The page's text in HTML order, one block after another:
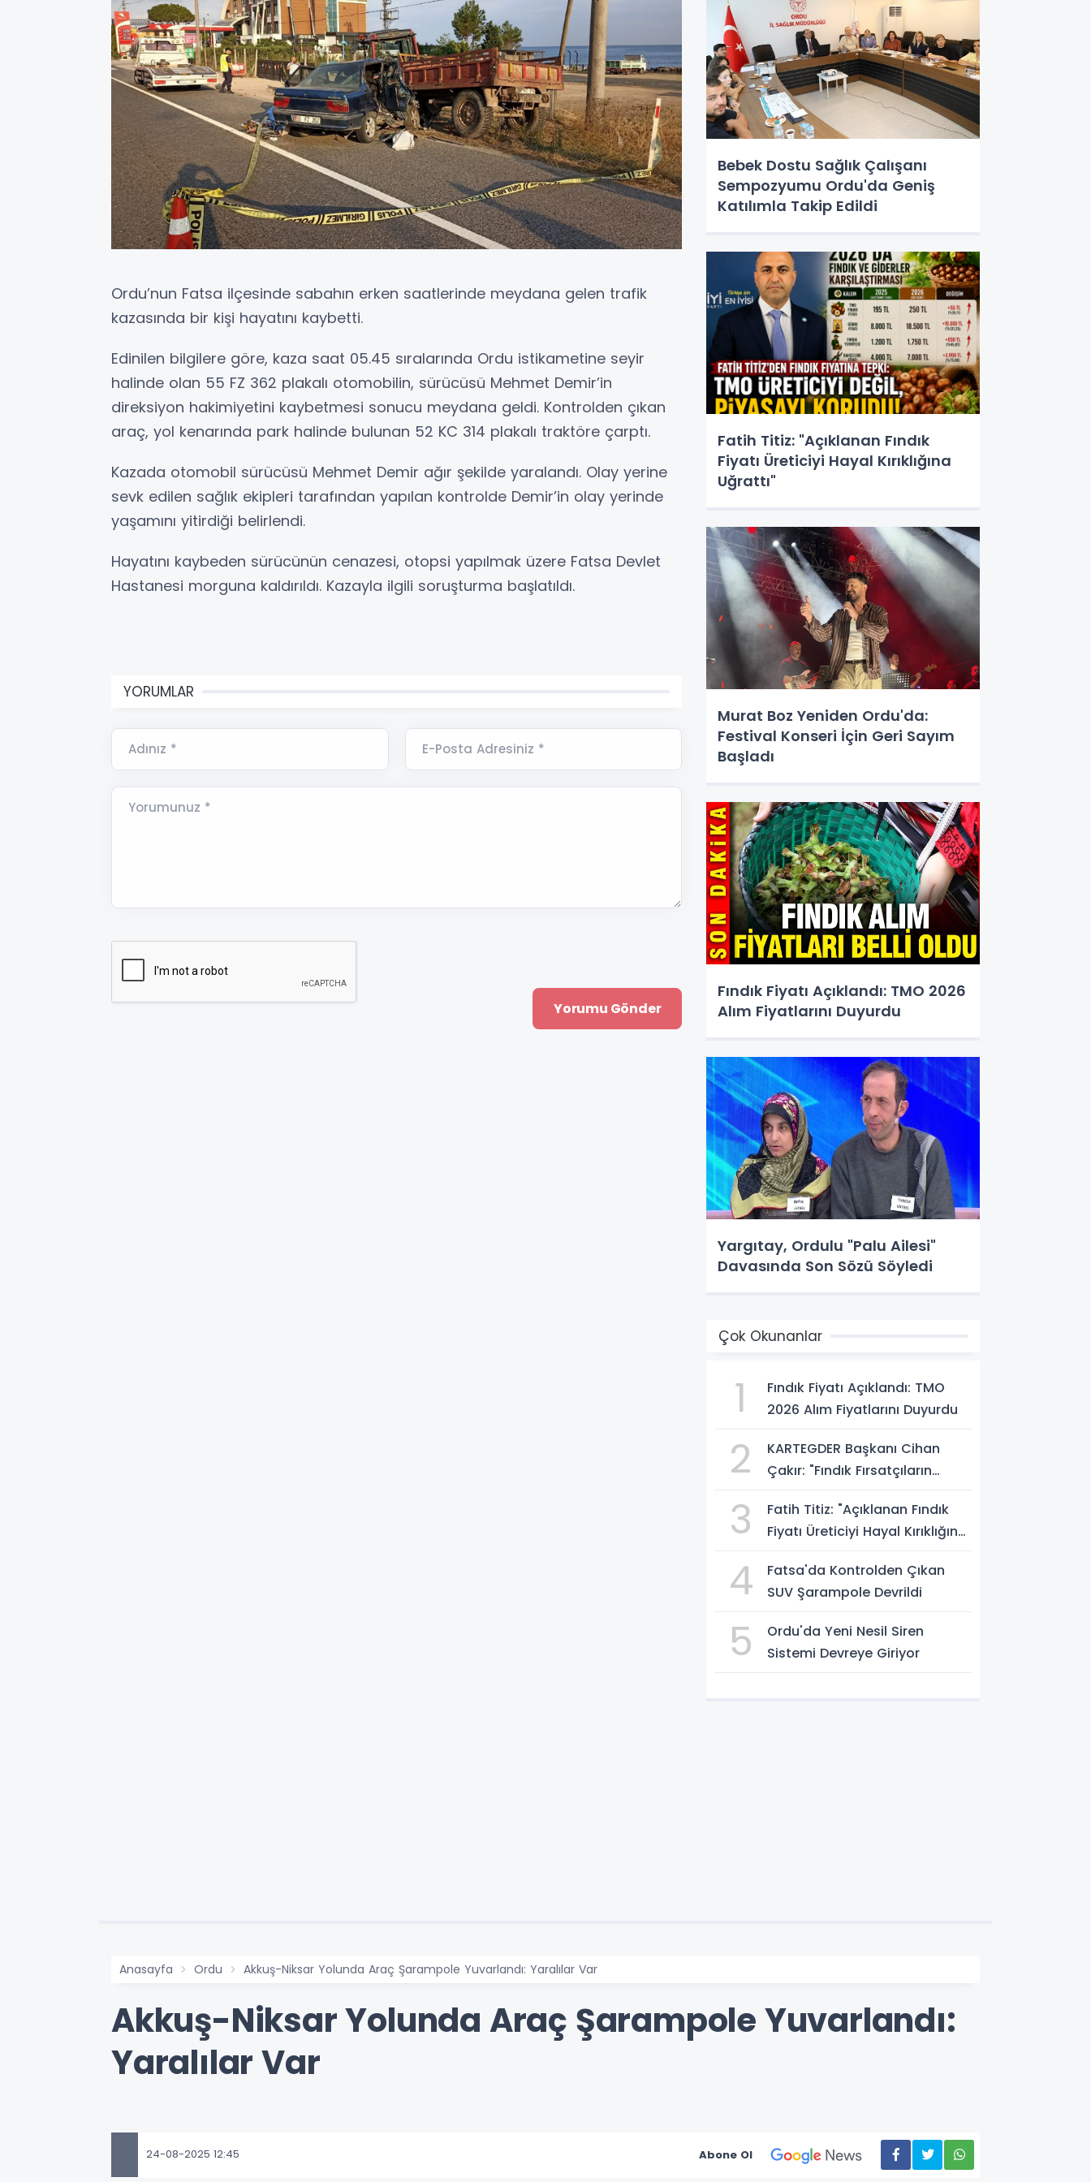
Ordu’nun Fatsa ilçesinde sabahın erken saatlerinde meydana gelen trafik
kazasında bir kişi hayatını kaybetti.
Edinilen bilgilere göre, kaza saat 05.45 sıralarında Ordu istikametine seyir
halinde olan 55 FZ 362 plakalı otomobilin, sürücüsü Mehmet Demir’in
direksiyon hakimiyetini kaybetmesi sonucu meydana geldi. Kontrolden çıkan
araç, yol kenarında park halinde bulunan 52 KC 314 plakalı traktöre çarptı.
Kazada otomobil sürücüsü Mehmet Demir ağır şekilde yaralandı. Olay yerine
sevk edilen sağlık ekipleri tarafından yapılan kontrolde Demir’in olay yerinde
yaşamını yitirdiği belirlendi.
Hayatını kaybeden sürücünün cenazesi, otopsi yapılmak üzere Fatsa Devlet
Hastanesi morguna kaldırıldı. Kazayla ilgili soruşturma başlatıldı.
YORUMLAR
Adınız * E-Posta Adresiniz *
Yorumunuz *
Bebek Dostu Sağlık Çalışanı
Sempozyumu Ordu'da Geniş
Katılımla Takip Edildi
Fatih Titiz: "Açıklanan Fındık
Fiyatı Üreticiyi Hayal Kırıklığına
Uğrattı"
Murat Boz Yeniden Ordu'da:
Festival Konseri İçin Geri Sayım
Başladı
Fındık Fiyatı Açıklandı: TMO 2026
Alım Fiyatlarını Duyurdu
Yargıtay, Ordulu "Palu Ailesi"
Davasında Son Sözü Söyledi
Çok Okunanlar
1
Fındık Fiyatı Açıklandı: TMO
2026 Alım Fiyatlarını Duyurdu
2
KARTEGDER Başkanı Cihan
Çakır: "Fındık Fırsatçıların
3
Fatih Titiz: "Açıklanan Fındık
Fiyatı Üreticiyi Hayal Kırıklığına
4
Fatsa'da Kontrolden Çıkan
SUV Şarampole Devrildi
5
Ordu'da Yeni Nesil Siren
Sistemi Devreye Giriyor
Anasayfa Ordu Akkuş-Niksar Yolunda Araç Şarampole Yuvarlandı: Yaralılar Var
Akkuş-Niksar Yolunda Araç Şarampole Yuvarlandı:
Yaralılar Var
24-08-2025 12:45 Abone Ol